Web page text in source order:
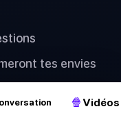
🍿 Vidéos
tes envies
pour